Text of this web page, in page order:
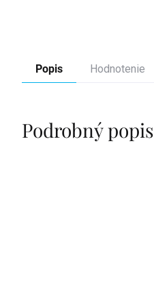
Popis Hodnotenie
Podrobný popis